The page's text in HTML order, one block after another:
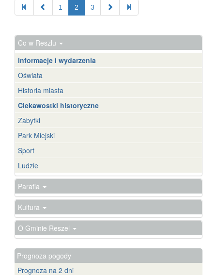
1 2 3
Co w Reszlu
Informacje i wydarzenia
Oświata
Historia miasta
Ciekawostki historyczne
Zabytki
Park Miejski
Sport
Ludzie
Parafia
Kultura
O Gminie Reszel
Prognoza pogody
Prognoza na 2 dni